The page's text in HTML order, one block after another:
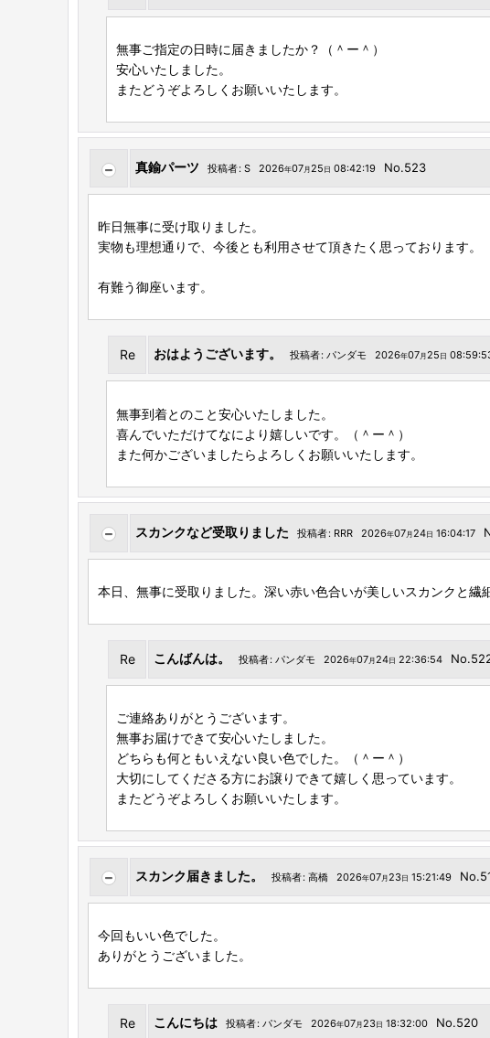
無事ご指定の日時に届きましたか？（＾ー＾）
安心いたしました。
またどうぞよろしくお願いいたします。
真鍮パーツ 投稿者: S 2026年07月25 日 08:42:19 No.523
昨日無事に受け取りました。
実物も理想通りで、今後とも利用させて頂きたく思っております。
有難う御座います。
Re おはようございます。 投稿者: パンダモ 2026年07月25 日
無事到着とのこと安心いたしました。
喜んでいただけてなにより嬉しいです。（＾ー＾）
また何かございましたらよろしくお願いいたします。
スカンクなど受取りました 投稿者: RRR 2026年07 月 24日 16:04:17
本日、無事に受取りました。深い赤い色合いが美しいスカンクと
Re こんばんは。 投稿者: パンダモ 2026年07 月 24日 22:36:54
ご連絡ありがとうございます。
無事お届けできて安心いたしました。
どちらも何ともいえない良い色でした。（＾ー＾）
大切にしてくださる方にお譲りできて嬉しく思っています。
またどうぞよろしくお願いいたします。
スカンク届きました。 投稿者: 高橋 2026年07 月 23日 15:21:49
今回もいい色でした。
ありがとうございました。
Re こんにちは 投稿者: パンダモ 2026年07 月 23日 18:32:00 No.520